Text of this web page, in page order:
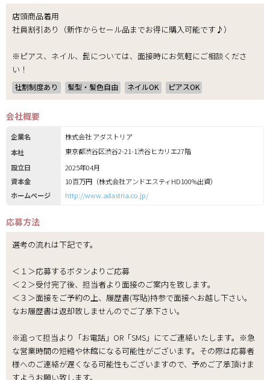
店頭商品着用
社員割引あり（新作からセール品までお得に購入可能です♪）
※ピアス、ネイル、髭については、面接時にお気軽にご相談くださ
い！
社割制度あり 髪型・髪色自由 ネイルOK ピアスOK
会社概要
企業名
株式会社 アダストリア
本社
東京都渋谷区渋谷2-21-1渋谷ヒカリエ27階
設立日
2025年04月
資本金
10百万円（株式会社アンドエスティHD100%出資）
ホームページ
http://www.adastria.co.jp/
応募方法
選考の流れは下記です。
＜１＞応募するボタンよりご応募
＜２＞受付完了後、担当者より面接のご案内を致します。
＜３＞面接をご予約の上、履歴書(写貼)持参で面接へお越し下さい。
なお履歴書は返却致しませんのでご了承下さい｡
※追って担当より「お電話」OR「SMS」にてご連絡いたします。※急
な営業時間の短縮や休館になる可能性がございます。その際は応募者
様へのご連絡が遅くなる可能性もございますので、予めご了承頂けま
すようお願い致します。